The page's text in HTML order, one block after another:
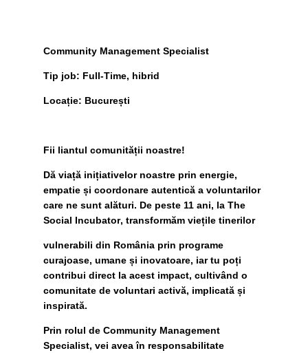
Community Management Specialist
Tip job: Full-Time, hibrid
Locație: București
Fii liantul comunității noastre!
Dă viață inițiativelor noastre prin energie,
empatie și coordonare autentică a voluntarilor
care ne sunt alături. De peste 11 ani, la The
Social Incubator, transformăm viețile tinerilor
vulnerabili din România prin programe
curajoase, umane și inovatoare, iar tu poți
contribui direct la acest impact, cultivând o
comunitate de voluntari activă, implicată și
inspirată.
Prin rolul de Community Management
Specialist, vei avea în responsabilitate